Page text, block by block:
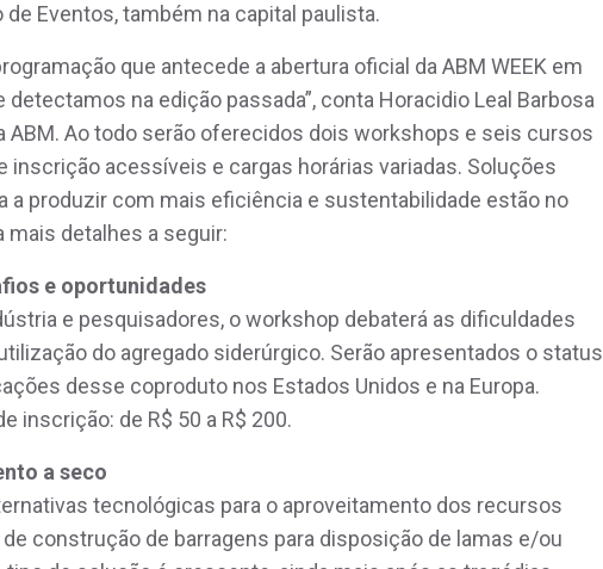
Eventos, também na capital paulista.
que antecede a abertura oficial da ABM WEEK em
na edição passada”, conta Horacidio Leal Barbosa
ABM. Ao todo serão oferecidos dois workshops e seis cursos
inscrição acessíveis e cargas horárias variadas. Soluções
a produzir com mais eficiência e sustentabilidade estão no
mais detalhes a seguir:
e oportunidades
e pesquisadores, o workshop debaterá as dificuldades
do agregado siderúrgico. Serão apresentados o status
desse coproduto nos Estados Unidos e na Europa.
inscrição: de R$ 50 a R$ 200.
a seco
tecnológicas para o aproveitamento dos recursos
construção de barragens para disposição de lamas e/ou